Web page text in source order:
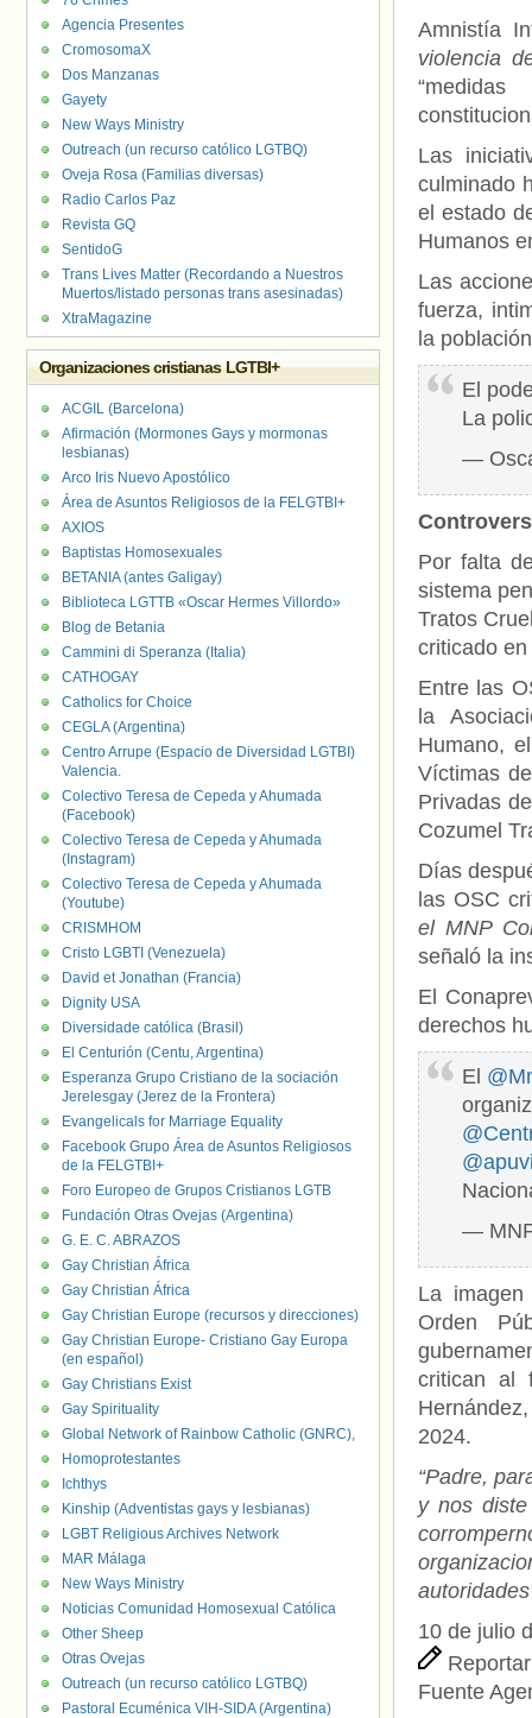
Amnistía
violencia
Las
culminado
el estado
Humanos
Las
fuerza,
la
El
La
—
Por falta
sistema
Tratos
criticado
Entre las
la
Humano,
Víctimas
Privadas
Cozumel
Días
las OSC
el MNP
señaló la
El
derechos
El
—
La
Orden
critican al
2024.
“Padre,
y nos
10 de julio
Fuente
Agencia Presentes
CromosomaX
Dos Manzanas
Gayety
New Ways Ministry
Outreach (un recurso católico LGTBQ)
Oveja Rosa (Familias diversas)
Radio Carlos Paz
Revista GQ
SentidoG
Trans Lives Matter (Recordando a Nuestros
Muertos/listado personas trans asesinadas)
XtraMagazine
Organizaciones cristianas LGTBI+
ACGIL (Barcelona)
Afirmación (Mormones Gays y mormonas
lesbianas)
Arco Iris Nuevo Apostólico
Área de Asuntos Religiosos de la FELGTBI+
AXIOS
Baptistas Homosexuales
BETANIA (antes Galigay)
Biblioteca LGTTB «Oscar Hermes Villordo»
Blog de Betania
Cammini di Speranza (Italia)
CATHOGAY
Catholics for Choice
CEGLA (Argentina)
Centro Arrupe (Espacio de Diversidad LGTBI)
Valencia.
Colectivo Teresa de Cepeda y Ahumada
(Facebook)
Colectivo Teresa de Cepeda y Ahumada
(Instagram)
Colectivo Teresa de Cepeda y Ahumada
(Youtube)
CRISMHOM
Cristo LGBTI (Venezuela)
David et Jonathan (Francia)
Dignity USA
Diversidade católica (Brasil)
El Centurión (Centu, Argentina)
Esperanza Grupo Cristiano de la sociación
Jerelesgay (Jerez de la Frontera)
Evangelicals for Marriage Equality
Facebook Grupo Área de Asuntos Religiosos
de la FELGTBI+
Foro Europeo de Grupos Cristianos LGTB
Fundación Otras Ovejas (Argentina)
G. E. C. ABRAZOS
Gay Christian África
Gay Christian África
Gay Christian Europe (recursos y direcciones)
Gay Christian Europe- Cristiano Gay Europa
(en español)
Gay Christians Exist
Gay Spirituality
Global Network of Rainbow Catholic (GNRC),
Homoprotestantes
Ichthys
Kinship (Adventistas gays y lesbianas)
LGBT Religious Archives Network
MAR Málaga
New Ways Ministry
Noticias Comunidad Homosexual Católica
Other Sheep
Otras Ovejas
Outreach (un recurso católico LGTBQ)
Pastoral Ecuménica VIH-SIDA (Argentina)